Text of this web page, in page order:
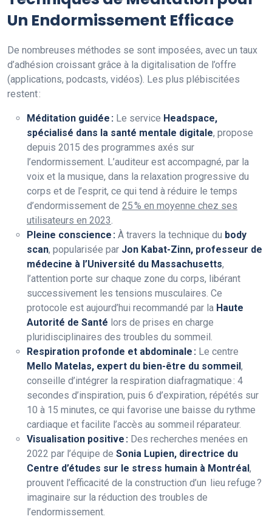
Un Endormissement Efficace
De nombreuses méthodes se sont imposées, avec un taux
d’adhésion croissant grâce à la digitalisation de l’offre
(applications, podcasts, vidéos). Les plus plébiscitées
restent :
Méditation guidée : Le service Headspace,
spécialisé dans la santé mentale digitale, propose
depuis 2015 des programmes axés sur
l’endormissement. L’auditeur est accompagné, par la
voix et la musique, dans la relaxation progressive du
corps et de l’esprit, ce qui tend à réduire le temps
d’endormissement de 25 % en moyenne chez ses
utilisateurs en 2023.
Pleine conscience : À travers la technique du body
scan, popularisée par Jon Kabat-Zinn, professeur de
médecine à l’Université du Massachusetts,
l’attention porte sur chaque zone du corps, libérant
successivement les tensions musculaires. Ce
protocole est aujourd’hui recommandé par la Haute
Autorité de Santé lors de prises en charge
pluridisciplinaires des troubles du sommeil.
Respiration profonde et abdominale : Le centre
Mello Matelas, expert du bien-être du sommeil ,
conseille d’intégrer la respiration diafragmatique : 4
secondes d’inspiration, puis 6 d’expiration, répétés sur
10 à 15 minutes, ce qui favorise une baisse du rythme
cardiaque et facilite l’accès au sommeil réparateur.
Visualisation positive : Des recherches menées en
2022 par l’équipe de Sonia Lupien, directrice du
Centre d’études sur le stress humain à Montréal ,
prouvent l’efficacité de la construction d’un lieu refuge ?
imaginaire sur la réduction des troubles de
l’endormissement.